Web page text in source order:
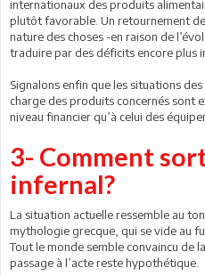
internationaux des produits
plutôt favorable. Un retournement
nature des choses -en raison de
traduire par des déficits encore plus
Signalons enfin que les situations
charge des produits concernés sont
niveau financier qu’à celui des
3- Comment
infernal?
La situation actuelle ressemble au
mythologie grecque, qui se vide au
Tout le monde semble convaincu de
passage à l’acte reste hypothétique.